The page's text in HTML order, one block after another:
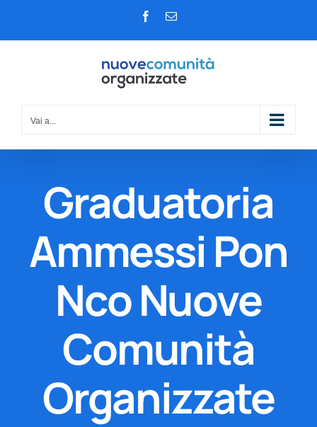
Facebook
Email
Vai a...
Graduatoria
Ammessi Pon
Nco Nuove
Comunità
Organizzate